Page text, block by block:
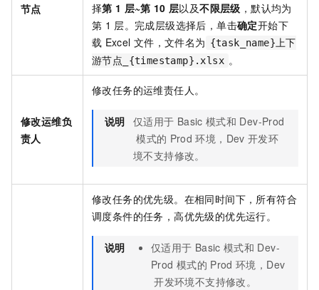
节点
择第 1 层~第 10 层以及不限层级 ，默认均为
第 1 层。完成层级选择后，单击确定开始下
载 Excel 文件，文件名为 {task_name}上下
游节点_{timestamp}.xlsx 。
修改运维负
责人
修改任务的运维责任人。
说明 仅适用于 Basic 模式和 Dev-Prod
模式的 Prod 环境，Dev 开发环
境不支持修改。
修改任务的优先级。在相同时间下，所有符合
调度条件的任务，高优先级的优先运行。
说明 仅适用于 Basic 模式和 Dev-
Prod 模式的 Prod 环境，Dev
开发环境不支持修改。